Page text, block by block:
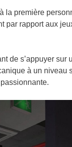
la première
par rapport aux
de s’appuyer sur
à un niveau